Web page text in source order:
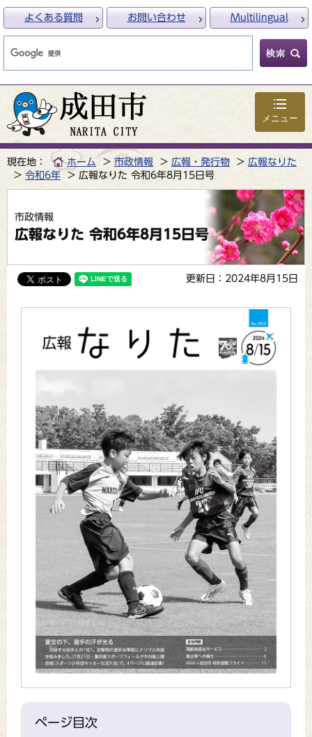
メニュー
よくある質問 お問い合わせ Multilingual
現在地： ホーム 市政情報 広報・発行物
広報なりた
令和6年
広報なりた 令和6年8月15日号
市政情報
広報なりた 令和6年8月15日号
更新日：2024年8月15日
ページ目次